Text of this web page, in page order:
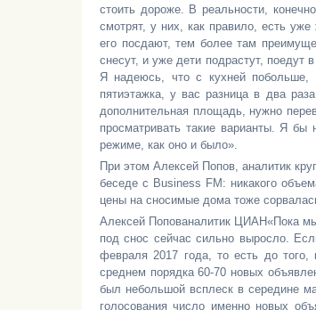
стоить дороже. В реальности,
смотрят, у них, как правило, есть
его поcдают, тем более там
снесут, и уже дети подрастут,
Я надеюсь, что с кухней побольше,
пятиэтажка, у вас разница в два
дополнительная площадь, нужно
просматривать такие варианты. Я
режиме, как оно и было».
При этом Алексей Попов, аналитик
беседе с Business FM: никакого
цены на сносимые дома тоже
Алексей Попованалитик ЦИАН«Пока
под снос сейчас сильно выросло.
февраля 2017 года, то есть до
среднем порядка 60-70 новых
был небольшой всплеск в середине
голосования число именно новых